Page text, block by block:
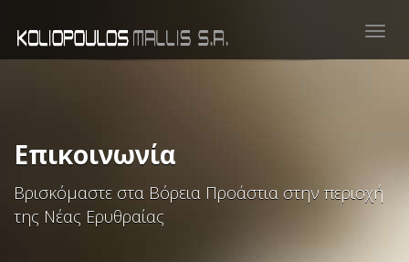
Επικοινωνία
Βρισκόμαστε στα Βόρεια Προάστια στην περιοχή
της Νέας Ερυθραίας